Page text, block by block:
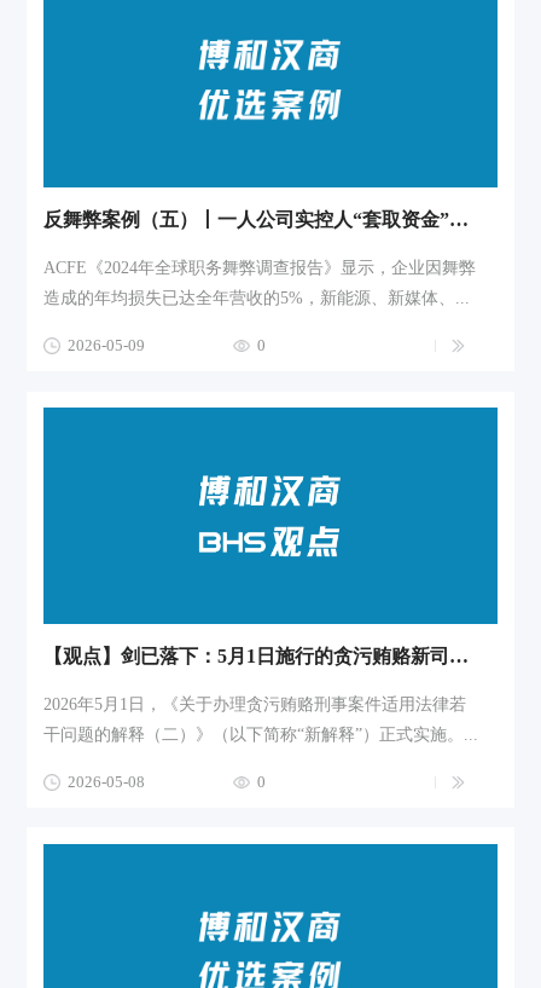
反舞弊案例（五）丨一人公司实控人“套取资金”，如何定性？后加入股东如何有效控告？
ACFE《2024年全球职务舞弊调查报告》显示，企业因舞弊
造成的年均损失已达全年营收的5%，新能源、新媒体、...
2026-05-09 0
【观点】剑已落下：5月1日施行的贪污贿赂新司法解释隐喻了什么风险
2026年5月1日，《关于办理贪污贿赂刑事案件适用法律若
干问题的解释（二）》（以下简称“新解释”）正式实施。...
2026-05-08 0